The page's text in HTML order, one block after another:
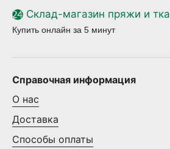
Склад-магазин пряжи и
Купить онлайн за 5 минут
Справочная информация
О нас
Доставка
Способы оплаты